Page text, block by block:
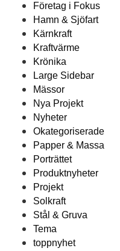
Företag i Fokus
Hamn & Sjöfart
Kärnkraft
Kraftvärme
Krönika
Large Sidebar
Mässor
Nya Projekt
Nyheter
Okategoriserade
Papper & Massa
Porträttet
Produktnyheter
Projekt
Solkraft
Stål & Gruva
Tema
toppnyhet